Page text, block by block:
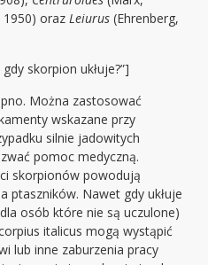
1950) orazLeiurus(Ehrenberg,
skorpion ukłuje?”]
Można zastosować
wskazane przy
silnie jadowitych
pomoc medyczną.
skorpionów powodują
ptaszników. Nawet gdy ukłuje
osób które nie są uczulone)
italicus mogą wystąpić
lub inne zaburzenia pracy